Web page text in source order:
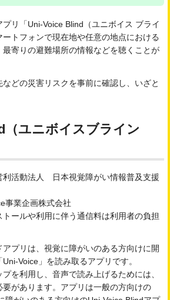
リ「Uni-Voice Blind（ユニボイス ブライ
トフォンで現在地や任意の地点における
寄りの避難場所の情報などを聴くことが
どの災害リスクを事前に確認し、いざと
（ユニボイスブライン
利活動法人 日本視覚障がい情報普及支援
事業企画株式会社
トールや利用に伴う通信料は利用者の負担
プリは、視覚に障がいのある方向けに開
Voice」を読み取るアプリです。
を利用し、音声で読み上げるためには、
があります。アプリは一般の方向けの